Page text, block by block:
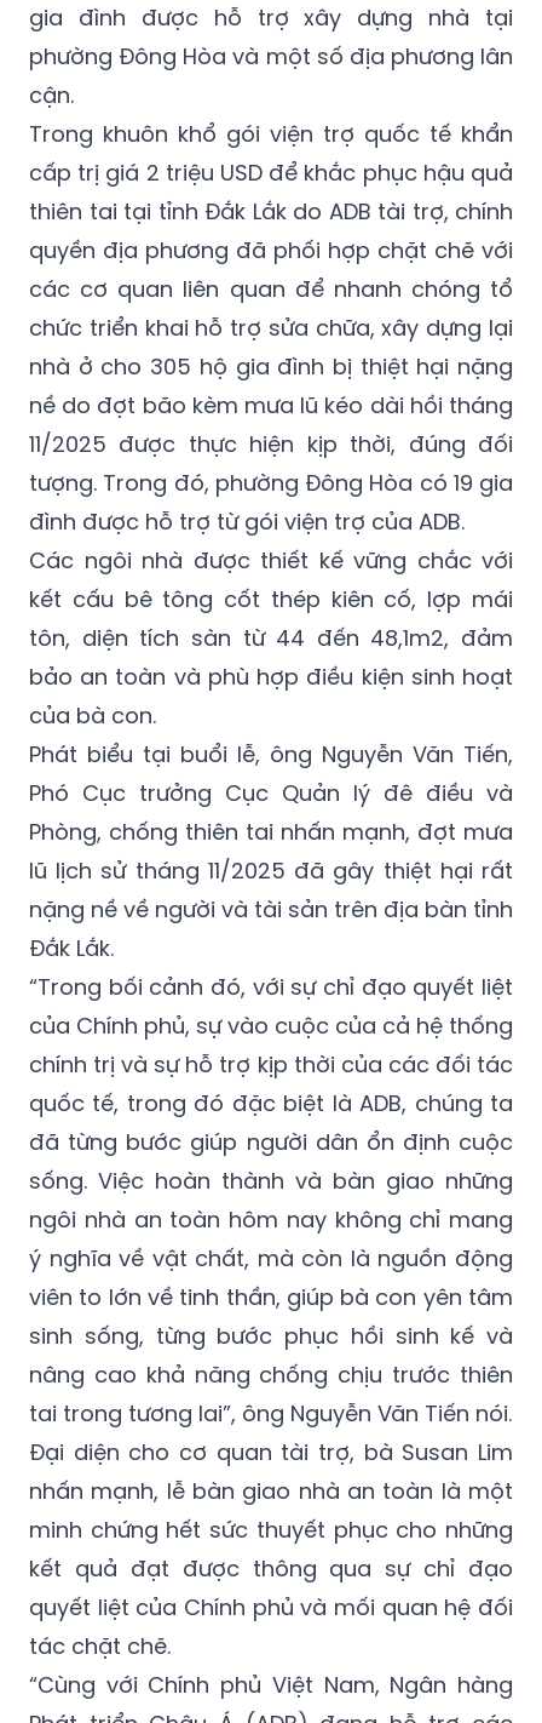
gia đình được hỗ trợ xây dựng nhà tại
phường Đông Hòa và một số địa phương lân
cận.
Trong khuôn khổ gói viện trợ quốc tế khẩn
cấp trị giá 2 triệu USD để khắc phục hậu quả
thiên tai tại tỉnh Đắk Lắk do ADB tài trợ, chính
quyền địa phương đã phối hợp chặt chẽ với
các cơ quan liên quan để nhanh chóng tổ
chức triển khai hỗ trợ sửa chữa, xây dựng lại
nhà ở cho 305 hộ gia đình bị thiệt hại nặng
nề do đợt bão kèm mưa lũ kéo dài hồi tháng
11/2025 được thực hiện kịp thời, đúng đối
tượng. Trong đó, phường Đông Hòa có 19 gia
đình được hỗ trợ từ gói viện trợ của ADB.
Các ngôi nhà được thiết kế vững chắc với
kết cấu bê tông cốt thép kiên cố, lợp mái
tôn, diện tích sàn từ 44 đến 48,1m2, đảm
bảo an toàn và phù hợp điều kiện sinh hoạt
của bà con.
Phát biểu tại buổi lễ, ông Nguyễn Văn Tiến,
Phó Cục trưởng Cục Quản lý đê điều và
Phòng, chống thiên tai nhấn mạnh, đợt mưa
lũ lịch sử tháng 11/2025 đã gây thiệt hại rất
nặng nề về người và tài sản trên địa bàn tỉnh
Đắk Lắk.
“Trong bối cảnh đó, với sự chỉ đạo quyết liệt
của Chính phủ, sự vào cuộc của cả hệ thống
chính trị và sự hỗ trợ kịp thời của các đối tác
quốc tế, trong đó đặc biệt là ADB, chúng ta
đã từng bước giúp người dân ổn định cuộc
sống. Việc hoàn thành và bàn giao những
ngôi nhà an toàn hôm nay không chỉ mang
ý nghĩa về vật chất, mà còn là nguồn động
viên to lớn về tinh thần, giúp bà con yên tâm
sinh sống, từng bước phục hồi sinh kế và
nâng cao khả năng chống chịu trước thiên
tai trong tương lai”, ông Nguyễn Văn Tiến nói.
Đại diện cho cơ quan tài trợ, bà Susan Lim
nhấn mạnh, lễ bàn giao nhà an toàn là một
minh chứng hết sức thuyết phục cho những
kết quả đạt được thông qua sự chỉ đạo
quyết liệt của Chính phủ và mối quan hệ đối
tác chặt chẽ.
“Cùng với Chính phủ Việt Nam, Ngân hàng